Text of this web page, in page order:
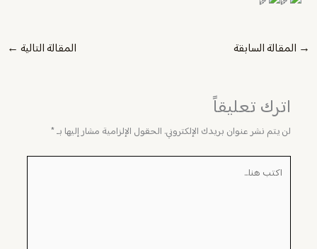
→ المقالة السابقة المقالة التالية ←
اترك تعليقاً
لن يتم نشر عنوان بريدك الإلكتروني. الحقول الإلزامية مشار إليها بـ*